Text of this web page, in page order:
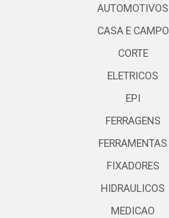
AUTOMOTIVOS
CASA E CAMPO
CORTE
ELETRICOS
EPI
FERRAGENS
FERRAMENTAS
FIXADORES
HIDRAULICOS
MEDICAO